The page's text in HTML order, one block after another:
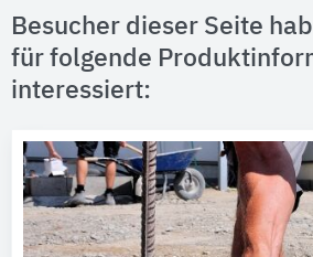
Besucher dieser Seite
für folgende
interessiert: